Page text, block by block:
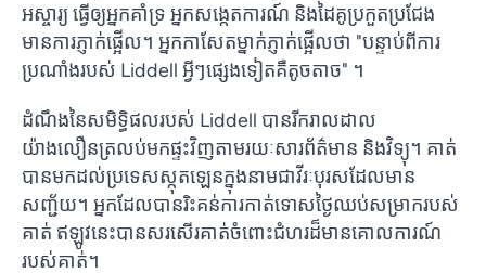
អស្ចារ្យ ធ្វើឲ្យអ្នកគាំទ្រ អ្នកសង្កេតការណ៍ និងដៃគូប្រកួតប្រជែង
មានការភ្ញាក់ផ្អើល។ អ្នកកាសែតម្នាក់ភ្ញាក់ផ្អើលថា "បន្ទាប់ពីការ
ប្រណាំងរបស់ Liddell អ្វីៗផ្សេងទៀតគឺតូចតាច" ។
ដំណឹងនៃសមិទ្ធិផលរបស់ Liddell បានរីករាលដាល
យ៉ាងលឿនត្រលប់មកផ្ទះវិញតាមរយៈសារព័ត៌មាន និងវិទ្យុ។ គាត់
បានមកដល់ប្រទេសស្កុតឡេនក្នុងនាមជាវីរៈបុរសដែលមាន
សញ្ជ័យ។ អ្នក​ដែល​បាន​រិះគន់​ការ​កាត់​ទោស​ថ្ងៃ​ឈប់​សម្រាក​របស់​
គាត់ ឥឡូវ​នេះ​បាន​សរសើរ​គាត់​ចំពោះ​ជំហរ​ដ៏​មាន​គោលការណ៍​
របស់​គាត់។